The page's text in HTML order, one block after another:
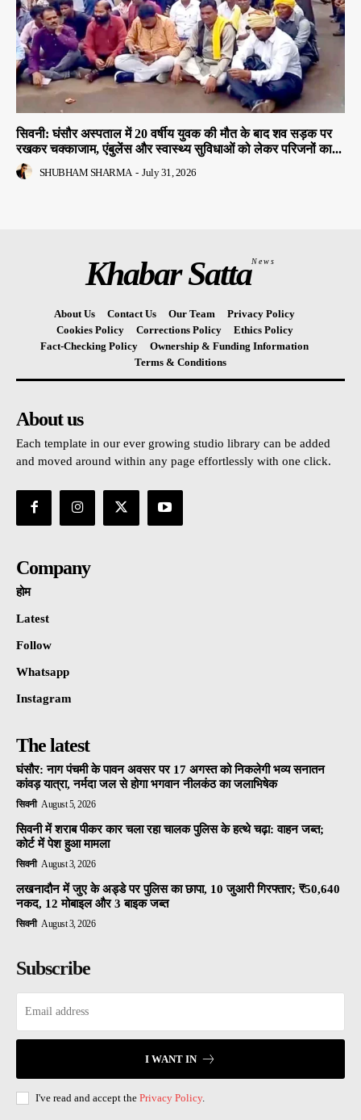
सिवनी: घंसौर अस्पताल में 20 वर्षीय युवक की मौत के बाद शव सड़क पर
रखकर चक्काजाम, एंबुलेंस और स्वास्थ्य सुविधाओं को लेकर परिजनों का...
SHUBHAM SHARMA - July 31, 2026
Khabar SattaNews
About Us Contact Us Our Team
Privacy Policy
Cookies Policy
Corrections Policy
Ethics Policy
Fact-Checking Policy
Ownership & Funding Information
Terms & Conditions
About us
Each template in our ever growing studio library can be added
and moved around within any page effortlessly with one click.
Company
होम
Latest
Follow
Whatsapp
Instagram
The latest
घंसौर: नाग पंचमी के पावन अवसर पर 17 अगस्त को निकलेगी भव्य सनातन
कांवड़ यात्रा, नर्मदा जल से होगा भगवान नीलकंठ का जलाभिषेक
सिवनी August 5, 2026
सिवनी में शराब पीकर कार चला रहा चालक पुलिस के हत्थे चढ़ा: वाहन जब्त;
कोर्ट में पेश हुआ मामला
सिवनी August 3, 2026
लखनादौन में जुए के अड्डे पर पुलिस का छापा, 10 जुआरी गिरफ्तार; ₹50,640
नकद, 12 मोबाइल और 3 बाइक जब्त
सिवनी August 3, 2026
Subscribe
I WANT IN
I've read and accept the Privacy Policy.